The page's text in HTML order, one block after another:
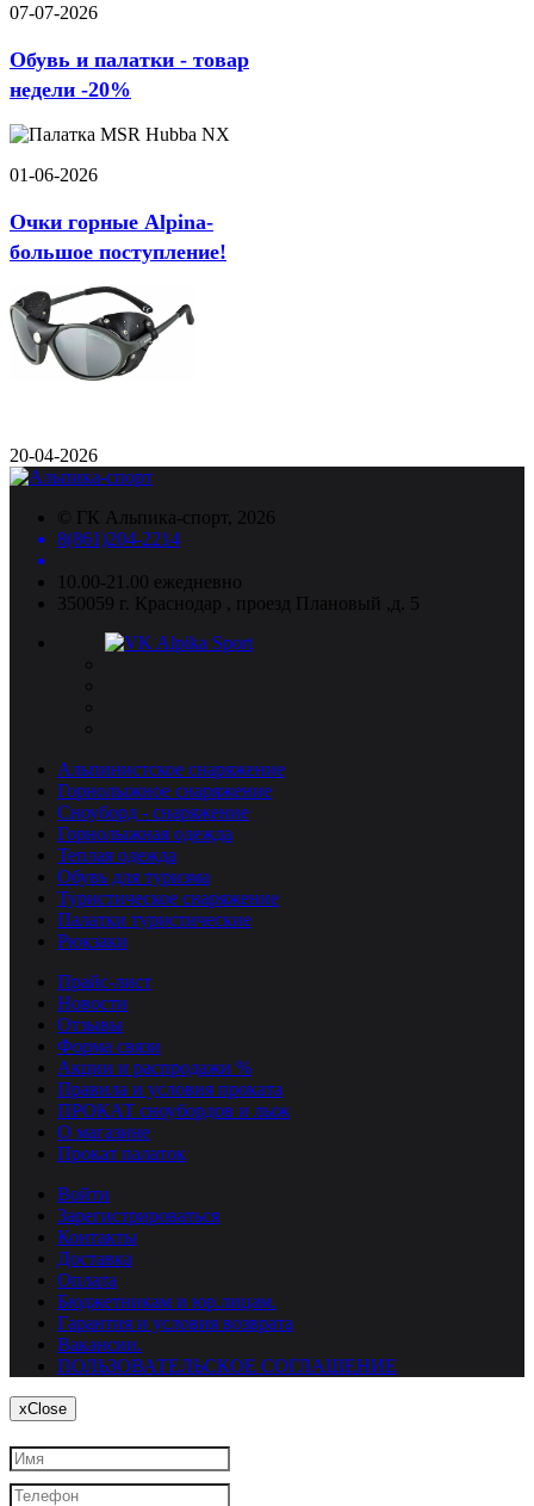
07-07-2026
Обувь и палатки - товар
недели -20%
01-06-2026
Очки горные Alpina-
большое поступление!
20-04-2026
© ГК Альпика-спорт, 2026
8(861)204-2214
10.00-21.00 ежедневно
350059 г. Краснодар , проезд Плановый ,д. 5
Альпинистское снаряжение
Горнолыжное снаряжение
Сноуборд - снаряжение
Горнолыжная одежда
Теплая одежда
Обувь для туризма
Туристическое снаряжение
Палатки туристические
Рюкзаки
Прайс-лист
Новости
Отзывы
Форма связи
Акции и распродажи %
Правила и условия проката
ПРОКАТ сноубордов и лыж
О магазине
Прокат палаток
Войти
Зарегистрироваться
Контакты
Доставка
Оплата
Бюджетникам и юр.лицам.
Гарантия и условия возврата
Вакансии.
ПОЛЬЗОВАТЕЛЬСКОЕ СОГЛАШЕНИЕ
xClose